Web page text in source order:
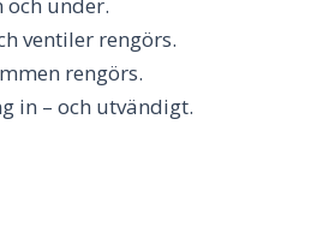
ventiler rengörs.
rengörs.
in – och utvändigt.